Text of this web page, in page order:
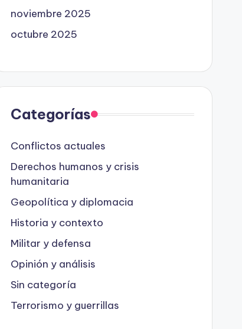
noviembre 2025
octubre 2025
Categorías
Conflictos actuales
Derechos humanos y crisis
humanitaria
Geopolítica y diplomacia
Historia y contexto
Militar y defensa
Opinión y análisis
Sin categoría
Terrorismo y guerrillas